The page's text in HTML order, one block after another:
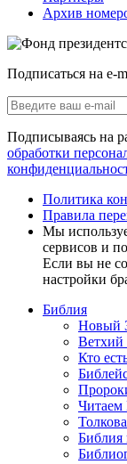
Архив
Подписаться на e-
Подписываясь на
обработки
Политика
Правила
Мы
сервисов и
Если вы не
настройки
Библия
Новый
Ветхий
Кто
Читаем
Библия